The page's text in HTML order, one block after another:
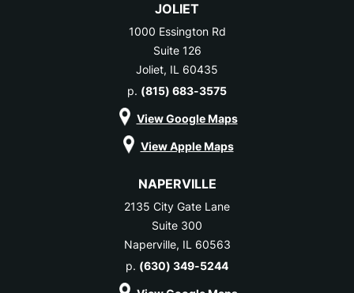
JOLIET
1000 Essington Rd
Suite 126
Joliet, IL 60435
p. (815) 683-3575
View Google Maps
View Apple Maps
NAPERVILLE
2135 City Gate Lane
Suite 300
Naperville, IL 60563
p. (630) 349-5244